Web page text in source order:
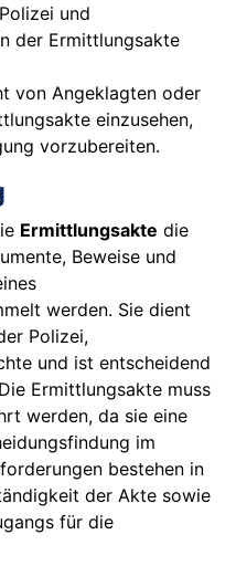
und
der Ermittlungsakte
von Angeklagten oder
einzusehen,
vorzubereiten.
Ermittlungsakte die
Beweise und
werden. Sie dient
Polizei,
und ist entscheidend
Ermittlungsakte muss
werden, da sie eine
im
bestehen in
der Akte sowie
für die